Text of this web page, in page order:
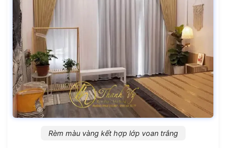
Rèm màu vàng kết hợp lớp voan trắng